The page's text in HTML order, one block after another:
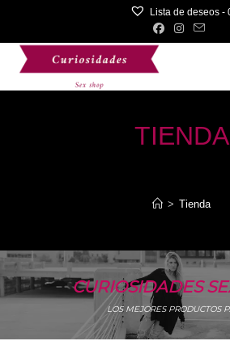
contenido
Lista de deseos -
TIENDA
> Tienda
CURIOSIDADES
LOS MEJORES PRODUCTOS